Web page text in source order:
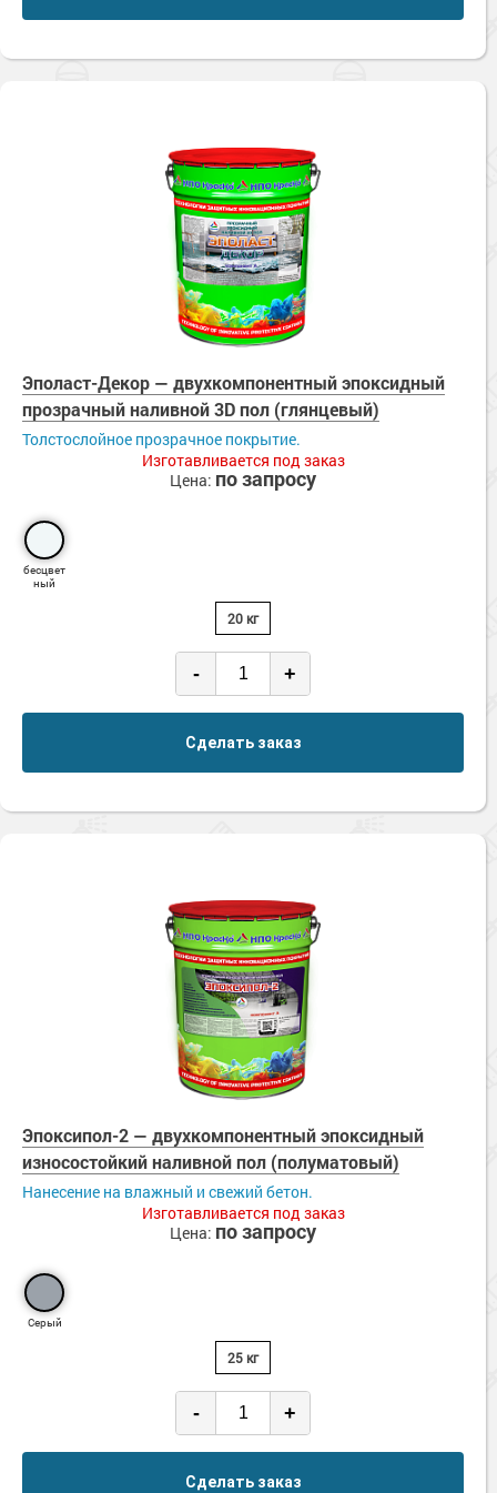
Эполаст-Декор — двухкомпонентный эпоксидный
прозрачный наливной 3D пол (глянцевый)
Толстослойное прозрачное покрытие.
Изготавливается под заказ
Цена: по запросу
бесцвет
ный
20 кг
- +
Сделать заказ
Эпоксипол-2 — двухкомпонентный эпоксидный
износостойкий наливной пол (полуматовый)
Нанесение на влажный и свежий бетон.
Изготавливается под заказ
Цена: по запросу
Серый
25 кг
- +
Сделать заказ